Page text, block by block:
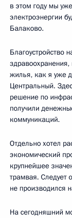
в этом году мы
электроэнергии
Балаково.
Благоустройство
жилья, как я уже
Центральный.
решение по
получили
коммуникаций.
Отдельно хотел
экономический
крупнейшее
трамвая. Следует
не производился
На сегодняшний